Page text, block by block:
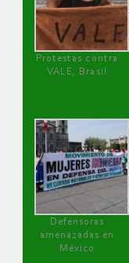
Protestas contra
VALE, Brasil
Defensoras
amenazadas en
México